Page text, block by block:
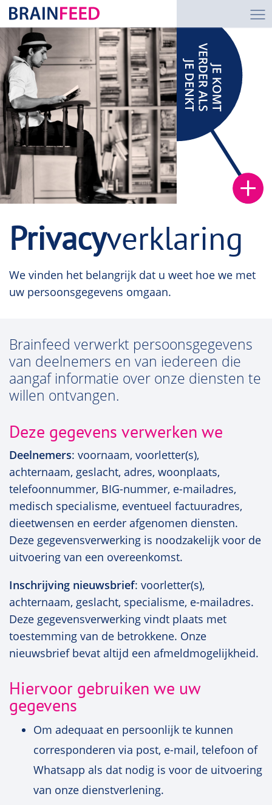
Privacyverklaring
We vinden het belangrijk dat u weet hoe we met
uw persoonsgegevens omgaan.
Brainfeed verwerkt persoonsgegevens
van deelnemers en van iedereen die
aangaf informatie over onze diensten te
willen ontvangen.
Deze gegevens verwerken we
Deelnemers: voornaam, voorletter(s),
achternaam, geslacht, adres, woonplaats,
telefoonnummer, BIG-nummer, e-mailadres,
medisch specialisme, eventueel factuuradres,
dieetwensen en eerder afgenomen diensten.
Deze gegevensverwerking is noodzakelijk voor de
uitvoering van een overeenkomst.
Inschrijving nieuwsbrief: voorletter(s),
achternaam, geslacht, specialisme, e-mailadres.
Deze gegevensverwerking vindt plaats met
toestemming van de betrokkene. Onze
nieuwsbrief bevat altijd een afmeldmogelijkheid.
Hiervoor gebruiken we uw
gegevens
Om adequaat en persoonlijk te kunnen
corresponderen via post, e-mail, telefoon of
Whatsapp als dat nodig is voor de uitvoering
van onze dienstverlening.